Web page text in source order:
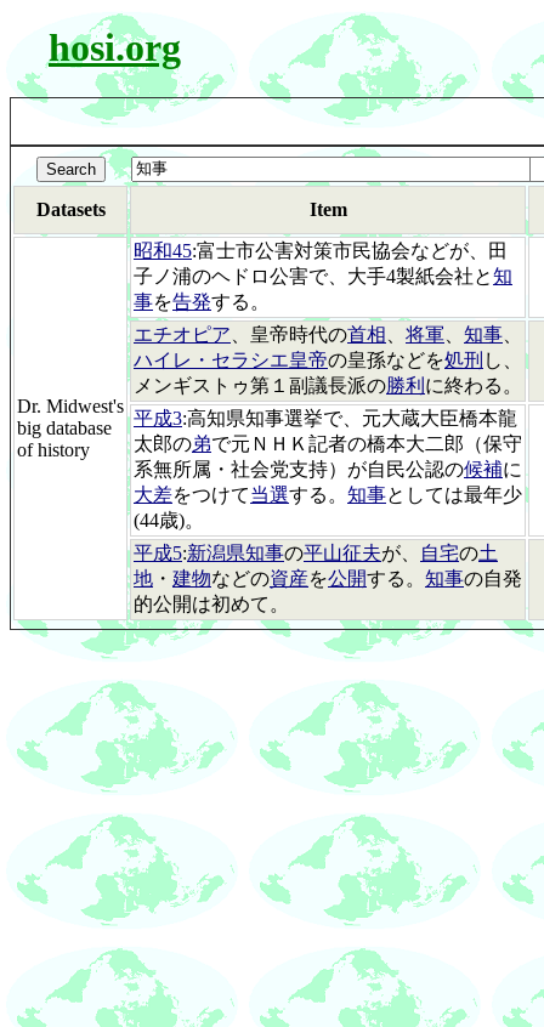
hosi.org
Datasets Item
Dr. Midwest's
big database
of history
昭和45:富士市公害対策市民協会などが、田
子ノ浦のヘドロ公害で、大手4製紙会社と知
事を告発する。
エチオピア 、皇帝時代の首相 将軍 知事
ハイレ・セラシエ皇帝の皇孫などを処刑 し、
メンギストゥ第１副議長派の勝利 に終わる。
平成3:高知県知事選挙で、元大蔵大臣橋本龍
太郎の弟で元ＮＨＫ記者の橋本大二郎（保守
系無所属・社会党支持）が自民公認の候補に
大差をつけて当選する。 知事としては最年少
(44歳)。
平成5:新潟県知事の平山征夫が、 自宅の土
地 ・ 建物などの資産を公開する。 知事の自発
的公開は初めて。